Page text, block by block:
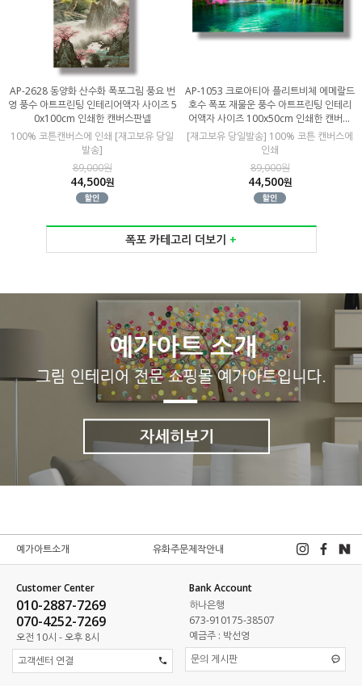
AP-2628 동양화 산수화 폭포그림 풍요 번
영 풍수 아트프린팅 인테리어액자 사이즈 5
0x100cm 인쇄한 캔버스판넬
100% 코튼캔버스에 인쇄 [재고보유 당일
발송]
89,000원
44,500원
AP-1053 크로아티아 플리트비체 에메랄드
호수 폭포 재물운 풍수 아트프린팅 인테리
어액자 사이즈 100x50cm 인쇄한 캔버스
판넬
[재고보유 당일발송] 100% 코튼 캔버스에
인쇄
89,000원
44,500원
폭포 카테고리 더보기 +
예가아트소개 유화주문제작안내
Customer Center
010-2887-7269
070-4252-7269
오전 10시 - 오후 8시
고객센터 연결
Bank Account
하나은행
673-910175-38507
예금주 : 박선영
문의 게시판